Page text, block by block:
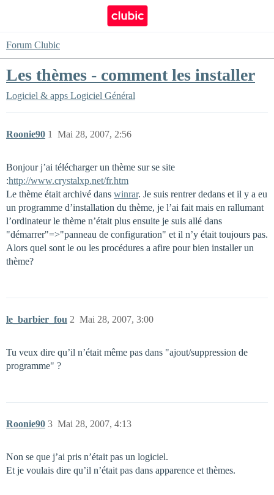
Forum Clubic
Les thèmes - comment les installer
Logiciel & apps Logiciel Général
Roonie90 Mai 28, 2007, 2:56
1
Bonjour j’ai télécharger un thème sur se site
:http://www.crystalxp.net/fr.htm
Le thème était archivé dans winrar. Je suis rentrer dedans et il y a eu
un programme d’installation du thème, je l’ai fait mais en rallumant
l’ordinateur le thème n’était plus ensuite je suis allé dans
"démarrer"=>"panneau de configuration" et il n’y était toujours pas.
Alors quel sont le ou les procédures a afire pour bien installer un
thème?
le_barbier_fou Mai 28, 2007, 3:00
2
Tu veux dire qu’il n’était même pas dans "ajout/suppression de
programme" ?
Roonie90 Mai 28, 2007, 4:13
3
Non se que j’ai pris n’était pas un logiciel.
Et je voulais dire qu’il n’était pas dans apparence et thèmes.